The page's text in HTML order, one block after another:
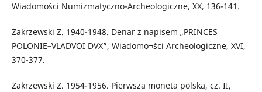
Wiadomości Numizmatyczno-Archeologiczne, XX, 136-141.
Zakrzewski Z. 1940-1948. Denar z napisem „PRINCES
POLONIE–VLADVOI DVX”, Wiadomo¬ści Archeologiczne, XVI,
370-377.
Zakrzewski Z. 1954-1956. Pierwsza moneta polska, cz. II,